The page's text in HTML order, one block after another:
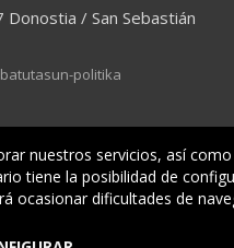
/ San Sebastián
politika
Lege informazioa
nuestros servicios, así
tiene la posibilidad de
ocasionar dificultades de